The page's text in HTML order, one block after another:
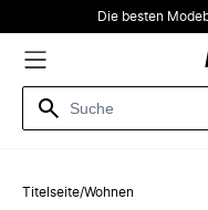
Die besten
Titelseite/Wohnen